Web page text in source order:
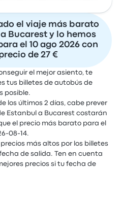
el viaje más barato
Bucarest y lo hemos
el 10 ago 2026 con
de 27 €
el mejor asiento, te
tus billetes de autobús de
posible.
los últimos 2 días, cabe prever
Estanbul a Bucarest costarán
el precio más barato para el
08-14.
más altos por los billetes
de salida. Ten en cuenta
precios si tu fecha de